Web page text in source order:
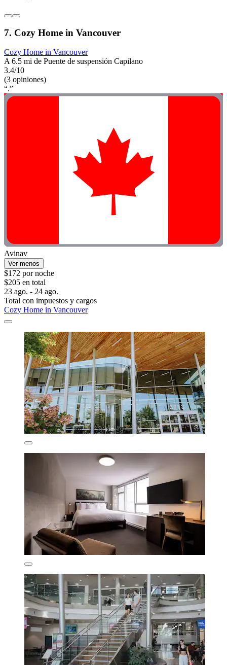
7. Cozy Home in Vancouver
Cozy Home in Vancouver
A 6.5 mi de Puente de suspensión Capilano
3.4/10
(3 opiniones)
“.”
Avinav
Ver menos
$172 por noche
$205 en total
23 ago. - 24 ago.
Total con impuestos y cargos
Cozy Home in Vancouver